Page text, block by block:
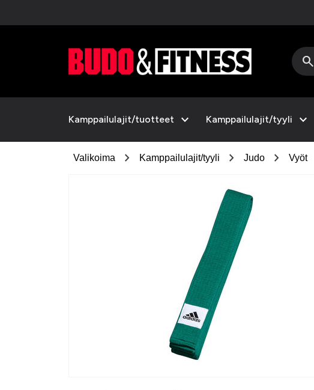
search
Kamppailulajit/tuotteet expand_more Kamppailulajit/tyyli expand_more
Valikoima chevron_right Kamppailulajit/tyyli chevron_right Judo chevron_right Vyöt